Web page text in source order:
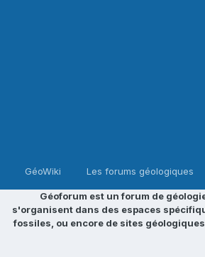
GéoWiki Les forums géologiques
Géoforum est un forum de
s'organisent dans des espaces
fossiles, ou encore de sites